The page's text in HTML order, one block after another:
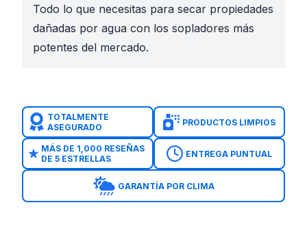
Todo lo que necesitas para secar propiedades
dañadas por agua con los sopladores más
potentes del mercado.
TOTALMENTE
ASEGURADO
PRODUCTOS LIMPIOS
MÁS DE 1,000 RESEÑAS
DE 5 ESTRELLAS
ENTREGA PUNTUAL
GARANTÍA POR CLIMA